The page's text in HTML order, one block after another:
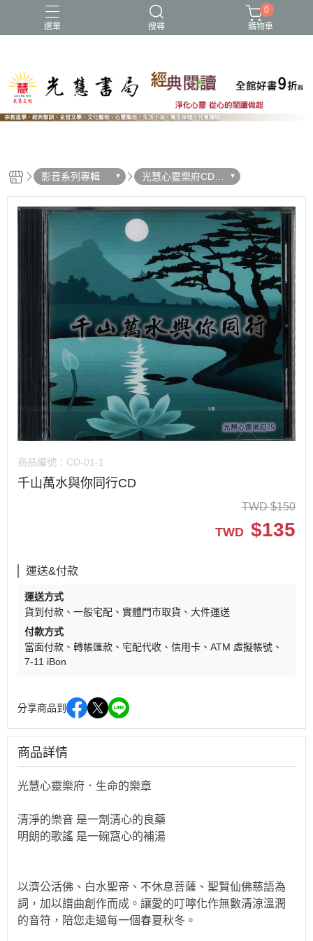
選單 搜尋
NEW
0
購物車
影音系列專輯
光慧心靈樂府CD /
DVD
商品編號： CD-01-1
千山萬水與你同行CD
TWD $150
TWD $135
運送&付款
運送方式
貨到付款
一般宅配 實體門市取貨
大件運送
付款方式
當面付款
轉帳匯款 宅配代收 信用卡
ATM 虛擬帳號
7-11 iBon
分享商品到
商品詳情
光慧心靈樂府．生命的樂章
清淨的樂音 是一劑清心的良藥
明朗的歌謠 是一碗窩心的補湯
以濟公活佛、白水聖帝、不休息菩薩、聖賢仙佛慈語為
詞，加以譜曲創作而成。讓愛的叮嚀化作無數清涼溫潤
的音符，陪您走過每一個春夏秋冬。